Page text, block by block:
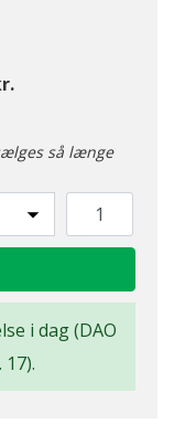
fra
så længe
i dag (DAO